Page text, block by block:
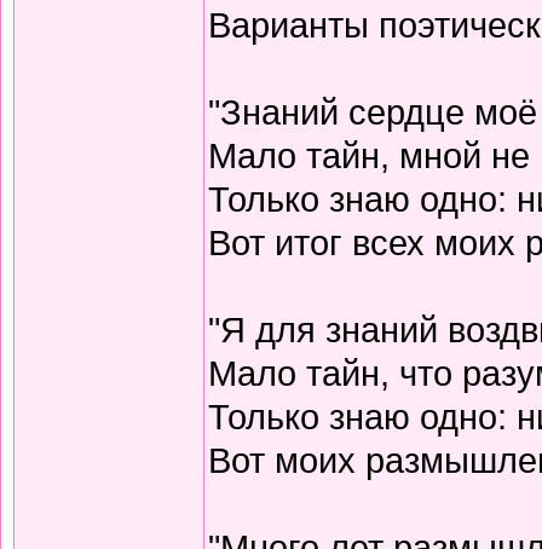
Варианты
"Знаний сердце
Мало тайн, мной не
Только знаю одно:
Вот итог всех моих
"Я для знаний
Мало тайн, что
Только знаю одно:
Вот моих